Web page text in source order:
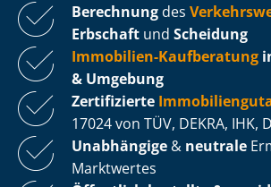
Berechnung des
Erbschaft und Scheidung
Immobilien-Kaufberatung
& Umgebung
Zertifizierte
17024 von TÜV, DEKRA, IHK,
Unabhängige & neutrale
Marktwertes